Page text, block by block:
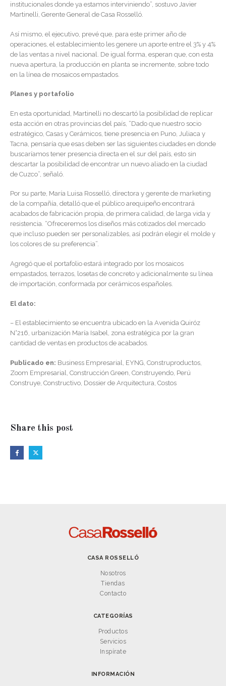
institucionales donde ya estamos interviniendo”, sostuvo Javier
Martinelli, Gerente General de Casa Rosselló.
Así mismo, el ejecutivo, prevé que, para este primer año de
operaciones, el establecimiento les genere un aporte entre el 3% y 4%
de las ventas a nivel nacional. De igual forma, esperan que, con esta
nueva apertura, la producción en planta se incremente, sobre todo
en la línea de mosaicos empastados.
Planes y portafolio
En esta oportunidad, Martinelli no descartó la posibilidad de replicar
esta acción en otras provincias del país, “Dado que nuestro socio
estratégico, Casas y Cerámicos, tiene presencia en Puno, Juliaca y
Tacna, pensaría que esas deben ser las siguientes ciudades en donde
buscaríamos tener presencia directa en el sur del país, esto sin
descartar la posibilidad de encontrar un nuevo aliado en la ciudad
de Cuzco”, señaló.
Por su parte, María Luisa Rosselló, directora y gerente de marketing
de la compañía, detalló que el público arequipeño encontrará
acabados de fabricación propia, de primera calidad, de larga vida y
resistencia. “Ofreceremos los diseños más cotizados del mercado
que incluso pueden ser personalizables, así podrán elegir el molde y
los colores de su preferencia”.
Agregó que el portafolio estará integrado por los mosaicos
empastados, terrazos, losetas de concreto y adicionalmente su línea
de importación, conformada por cerámicos españoles.
El dato:
– El establecimiento se encuentra ubicado en la Avenida Quiróz
N°216, urbanización María Isabel, zona estratégica por la gran
cantidad de ventas en productos de acabados.
Publicado en: Business Empresarial, EYNG, Construproductos,
Zoom Empresarial, Construcción Green, Construyendo, Perú
Construye, Constructivo, Dossier de Arquitectura, Costos
Share this post
CASA ROSSELLÓ
Nosotros
Tiendas
Contacto
CATEGORÍAS
Productos
Servicios
Inspírate
INFORMACIÓN